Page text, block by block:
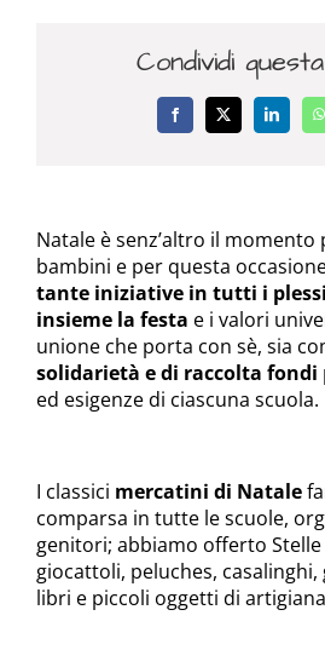
Condividi
Facebook
X LinkedIn
Natale è senz’altro il momento
bambini e per questa
tante iniziative in tutti i plessi
insieme la festa e i valori
unione che porta con sè, sia
solidarietà e di raccolta fondi
ed esigenze di ciascuna scuola.
I classici mercatini di Natale
comparsa in tutte le scuole,
genitori; abbiamo offerto Stelle
giocattoli, peluches, casalinghi,
libri e piccoli oggetti di